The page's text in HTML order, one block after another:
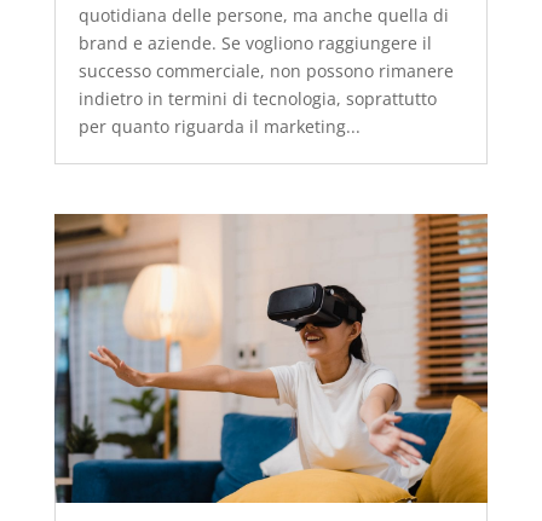
quotidiana delle persone, ma anche quella di
brand e aziende. Se vogliono raggiungere il
successo commerciale, non possono rimanere
indietro in termini di tecnologia, soprattutto
per quanto riguarda il marketing...